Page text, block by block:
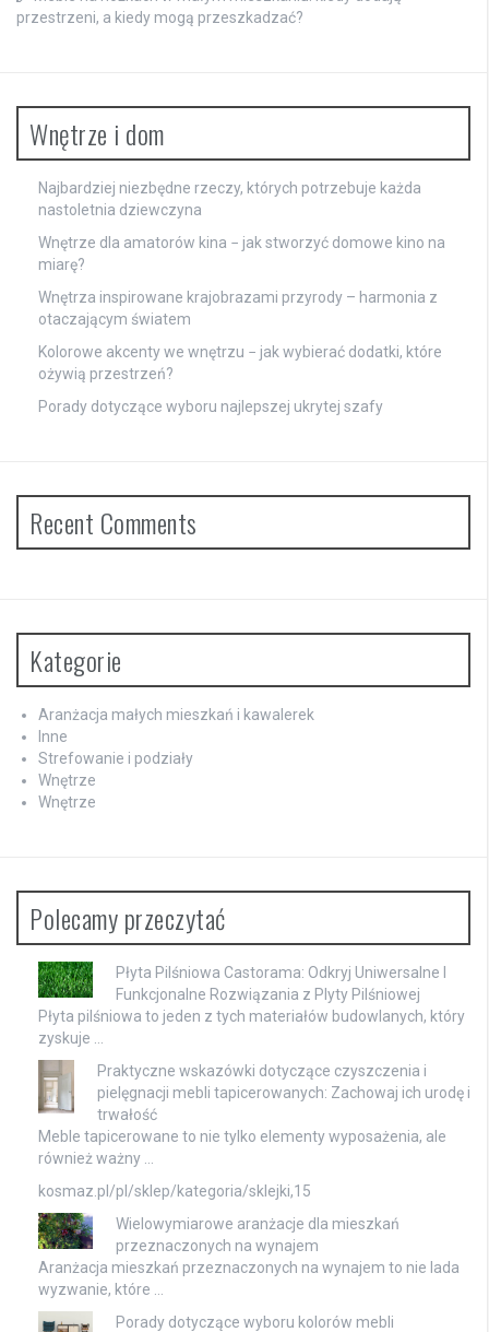
przestrzeni, a kiedy mogą przeszkadzać?
Wnętrze i dom
Najbardziej niezbędne rzeczy, których potrzebuje każda
nastoletnia dziewczyna
Wnętrze dla amatorów kina − jak stworzyć domowe kino na
miarę?
Wnętrza inspirowane krajobrazami przyrody – harmonia z
otaczającym światem
Kolorowe akcenty we wnętrzu − jak wybierać dodatki, które
ożywią przestrzeń?
Porady dotyczące wyboru najlepszej ukrytej szafy
Recent Comments
Kategorie
Aranżacja małych mieszkań i kawalerek
Inne
Strefowanie i podziały
Wnętrze
Wnętrze
Polecamy przeczytać
Płyta Pilśniowa Castorama: Odkryj Uniwersalne I
Funkcjonalne Rozwiązania z Plyty Pilśniowej
Płyta pilśniowa to jeden z tych materiałów budowlanych, który
zyskuje …
Praktyczne wskazówki dotyczące czyszczenia i
pielęgnacji mebli tapicerowanych: Zachowaj ich urodę i
trwałość
Meble tapicerowane to nie tylko elementy wyposażenia, ale
również ważny …
kosmaz.pl/pl/sklep/kategoria/sklejki,15
Wielowymiarowe aranżacje dla mieszkań
przeznaczonych na wynajem
Aranżacja mieszkań przeznaczonych na wynajem to nie lada
wyzwanie, które …
Porady dotyczące wyboru kolorów mebli